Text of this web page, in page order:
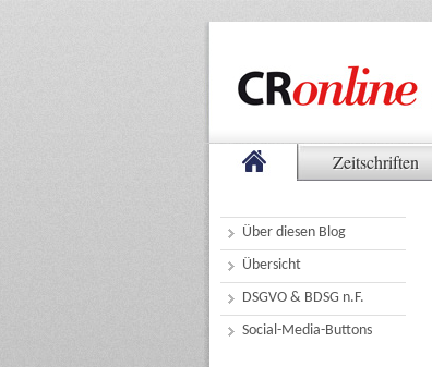
Zeitschriften
Über diesen Blog
Übersicht
DSGVO & BDSG n.F.
Social-Media-Buttons